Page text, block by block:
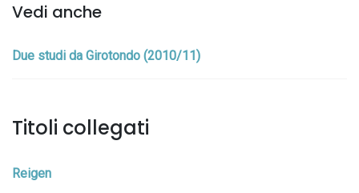
Vedi anche
Due studi da Girotondo (2010/11)
Titoli collegati
Reigen